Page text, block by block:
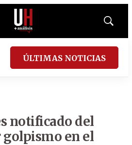
Mostrar
ÚLTIMAS NOTICIAS
notificado del
golpismo en el